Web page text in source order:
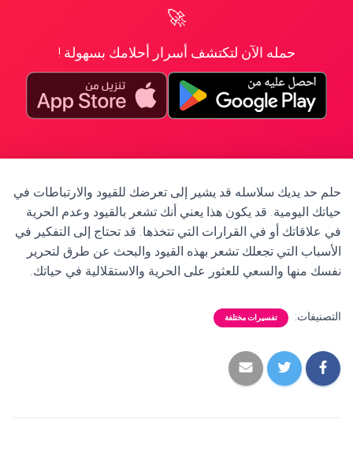
🚀
حمله الآن لتكتشف أسرار أحلامك بسهولة !
حلم حد يديك سلاسله قد يشير إلى تعرضك للقيود والارتباطات في
حياتك اليومية. قد يكون هذا يعني أنك تشعر بالقيود وعدم الحرية
في علاقاتك أو في القرارات التي تتخذها. قد تحتاج إلى التفكير في
الأسباب التي تجعلك تشعر بهذه القيود والبحث عن طرق لتحرير
نفسك منها والسعي للعثور على الحرية والاستقلالية في حياتك.
التصنيفات: تفسيرات مختلفة